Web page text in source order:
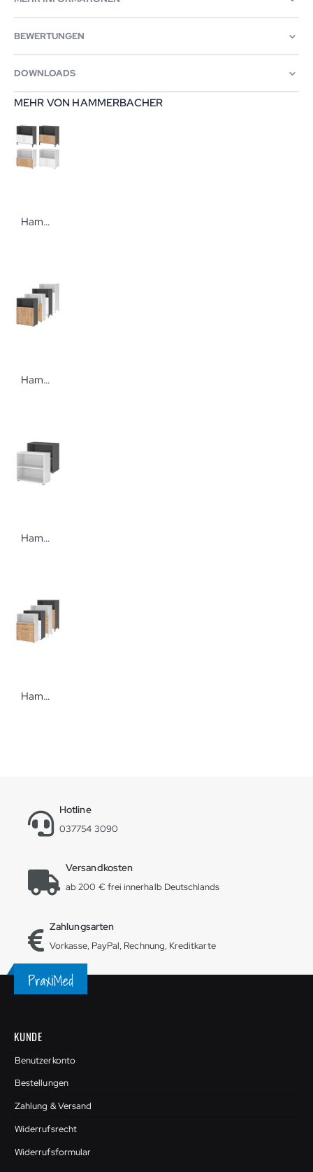
BEWERTUNGEN
DOWNLOADS
MEHR VON HAMMERBACHER
Hammerbacher Flexwall Regal mit Türen 2 OH
Hammerbacher Flexwall Regal mit Türen 3 OH BS
Hammerbacher Flexwall Regal 2 OH
Hammerbacher Flexwall Kombischrank 3 OH BS
Hotline
037754 3090
Versandkosten
ab 200 € frei innerhalb Deutschlands
Zahlungsarten
Vorkasse, PayPal, Rechnung, Kreditkarte
KUNDE
Benutzerkonto
Bestellungen
Zahlung & Versand
Widerrufsrecht
Widerrufsformular